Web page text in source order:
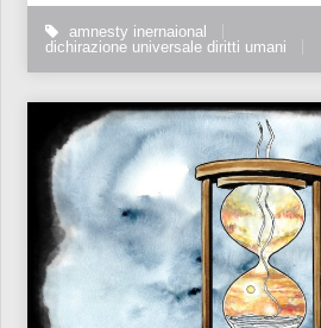
amnesty inernaional
dichirazione universale diritti umani